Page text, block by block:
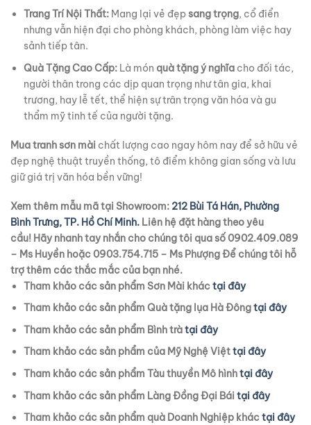
Trang Trí Nội Thất:Mang lại vẻ đẹpsang trọng, cổ điển
nhưng vẫn hiện đại cho phòng khách, phòng làm việc hay
sảnh tiếp tân.
Quà Tặng Cao Cấp:Là món quà tặng ý nghĩacho đối tác,
người thân trong các dịp quan trọng như tân gia, khai
trương, hay lễ tết, thể hiện sự trân trọng văn hóa và gu
thẩm mỹ tinh tế của người tặng.
Mua tranh sơn mài chất lượng cao ngay hôm nay để sở hữu vẻ
đẹp nghệ thuật truyền thống, tô điểm không gian sống và lưu
giữ giá trị văn hóa bền vững!
Xem thêm mẫu mã tại Showroom: 212 Bùi Tá Hán, Phường
Bình Trưng, TP. Hồ Chí Minh. Liên hệ đặt hàng theo yêu
cầu! Hãy nhanh tay nhắn cho chúng tôi qua số 0902.409.089
– Ms Huyền hoặc 0903.754.715 – Ms PhượngĐể chúng tôi hỗ
trợ thêm các thắc mắc của bạn nhé.
Tham khảo các sản phẩm Sơn Mài kháctại đây
Tham khảo các sản phẩm Quà tặng lụa Hà Đôngtại đây
Tham khảo các sản phẩm Bình tràtại đây
Tham khảo các sản phẩm của Mỹ Nghệ Việttại đây
Tham khảo các sản phẩm Tàu thuyền Mô hìnhtại đây
Tham khảo các sản phẩm Làng Đồng Đại Báitại đây
Tham khảo các sản phẩm quà Doanh Nghiệp kháctại đây